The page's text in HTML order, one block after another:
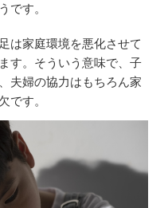
です。
は家庭環境を悪化させて
す。そういう意味で、子
夫婦の協力はもちろん家
です。